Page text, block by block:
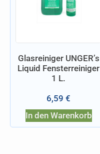
Glasreiniger UNGER’s
Liquid Fensterreiniger
1 L.
6,59 €
In den Warenkorb